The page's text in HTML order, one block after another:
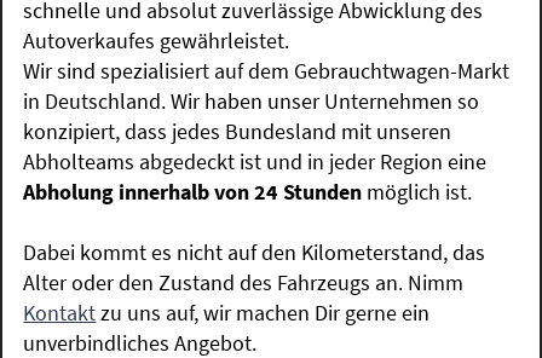
schnelle und absolut zuverlässige Abwicklung des
Autoverkaufes gewährleistet.
Wir sind spezialisiert auf dem Gebrauchtwagen-Markt
in Deutschland. Wir haben unser Unternehmen so
konzipiert, dass jedes Bundesland mit unseren
Abholteams abgedeckt ist und in jeder Region eine
Abholung innerhalb von 24 Stunden möglich ist.
Dabei kommt es nicht auf den Kilometerstand, das
Alter oder den Zustand des Fahrzeugs an. Nimm
Kontaktzu uns auf, wir machen Dir gerne ein
unverbindliches Angebot.